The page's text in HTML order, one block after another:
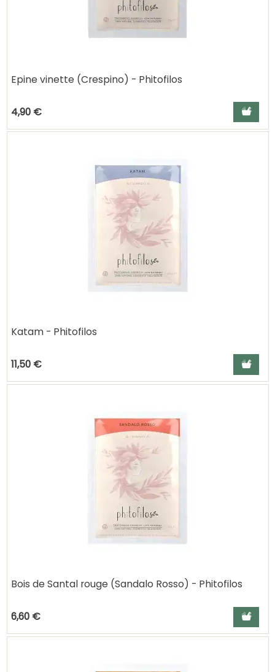
Epine vinette (Crespino) - Phitofilos
4,90 € Ajouter
Katam - Phitofilos
11,50 € Ajouter
Bois de Santal rouge (Sandalo Rosso) - Phitofilos
6,60 € Ajouter